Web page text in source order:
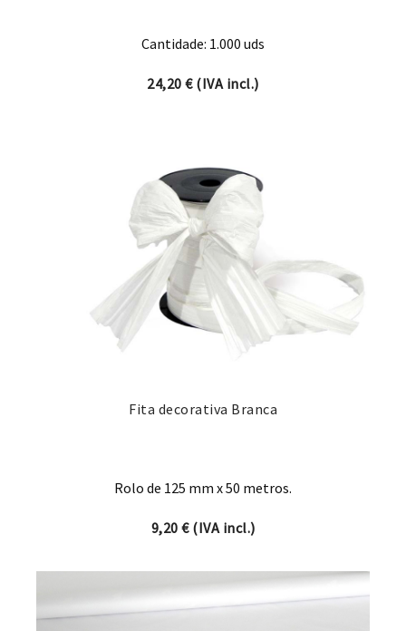
Cantidade: 1.000 uds
24,20€(IVA incl.)
Fita decorativa Branca
Rolo de 125 mm x 50 metros.
9,20 €(IVA incl.)